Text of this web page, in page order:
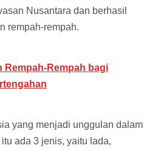
Nusantara dan berhasil
rempah-rempah.
Rempah-Rempah bagi
yang menjadi unggulan dalam
ada 3 jenis, yaitu lada,